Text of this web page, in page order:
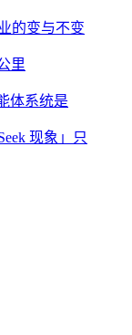
的变与不变
里
体系统是
现象」只